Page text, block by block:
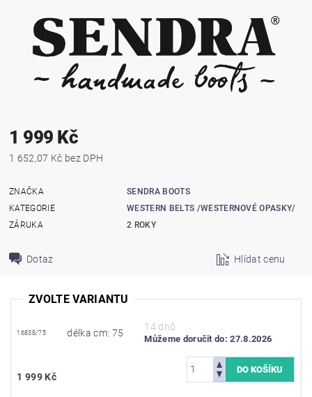
1 999 Kč
1 652,07 Kč bez DPH
ZNAČKA
SENDRA BOOTS
KATEGORIE
WESTERN BELTS /WESTERNOVÉ OPASKY/
ZÁRUKA
2 ROKY
Dotaz Hlídat cenu
ZVOLTE VARIANTU
16838/75 délka cm: 75
14 dnů
Můžeme doručit do: 27.8.2026
1 999 Kč